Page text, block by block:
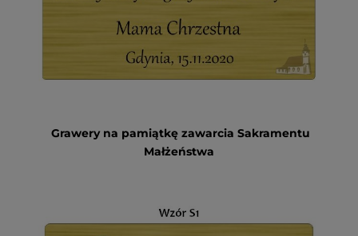
Grawery na pamiątkę zawarcia Sakramentu
Małżeństwa